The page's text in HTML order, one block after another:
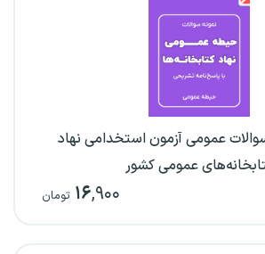
سوالات عمومی آزمون استخدامی نهاد
عمومی کشور
۱۶,۹۰۰ تومان